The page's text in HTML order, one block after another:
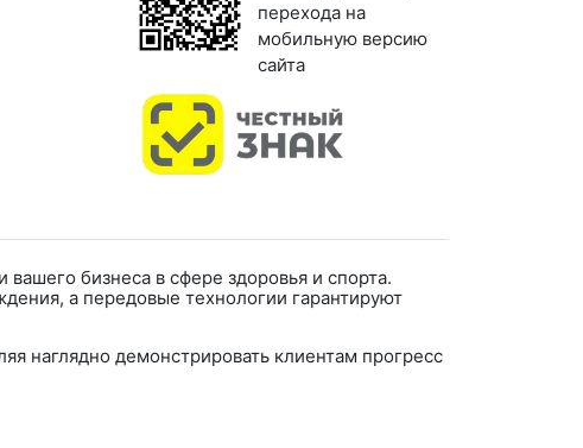
перехода на
мобильную версию
сайта
бизнеса в сфере здоровья и спорта.
а передовые технологии гарантируют
наглядно демонстрировать клиентам прогресс